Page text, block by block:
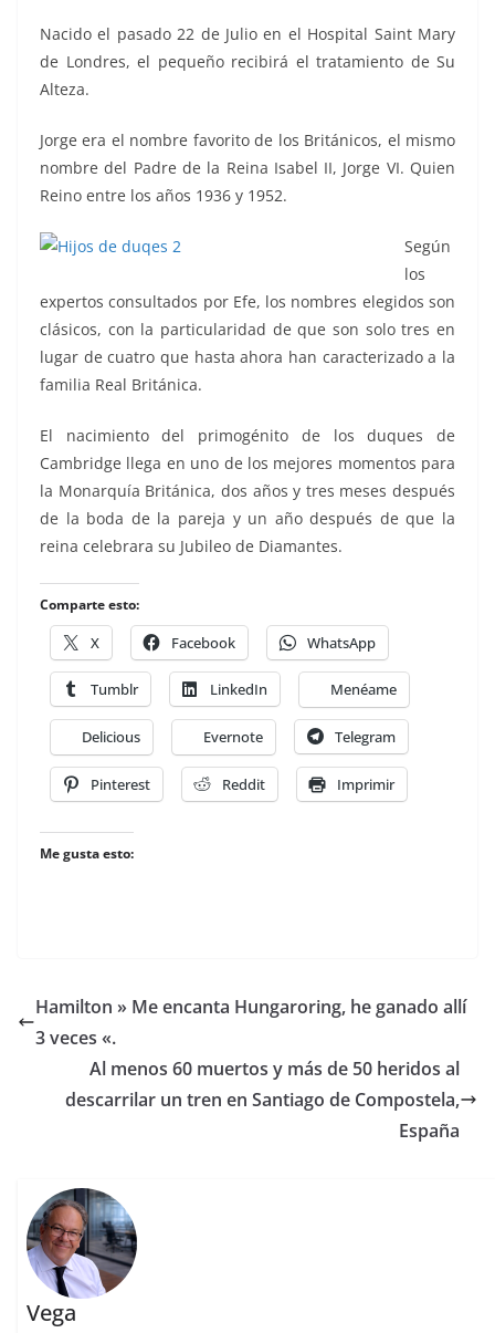
Nacido el pasado 22 de Julio en el Hospital Saint Mary
de Londres, el pequeño recibirá el tratamiento de Su
Alteza.
Jorge era el nombre favorito de los Británicos, el mismo
nombre del Padre de la Reina Isabel II, Jorge VI. Quien
Reino entre los años 1936 y 1952.
Según
los
expertos consultados por Efe, los nombres elegidos son
clásicos, con la particularidad de que son solo tres en
lugar de cuatro que hasta ahora han caracterizado a la
familia Real Británica.
El nacimiento del primogénito de los duques de
Cambridge llega en uno de los mejores momentos para
la Monarquía Británica, dos años y tres meses después
de la boda de la pareja y un año después de que la
reina celebrara su Jubileo de Diamantes.
Comparte esto:
X Facebook WhatsApp
Tumblr LinkedIn Menéame
Delicious Evernote Telegram
Pinterest Reddit Imprimir
Me gusta esto:
Hamilton » Me encanta Hungaroring, he ganado allí
3 veces «.
Al menos 60 muertos y más de 50 heridos al
descarrilar un tren en Santiago de Compostela,
España
Vega